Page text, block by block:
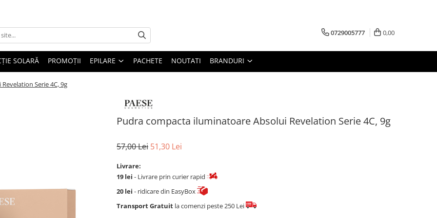
0729005777 0,00
SOLARĂ PROMOȚII EPILARE PACHETE NOUTATI BRANDURI
Serie 4C, 9g
Pudra compacta iluminatoare Absolui Revelation Serie 4C, 9g
57,00 Lei 51,30 Lei
Livrare:
19 lei - Livrare prin curier rapid
20 lei - ridicare din EasyBox
Transport Gratuit la comenzi peste 250 Lei